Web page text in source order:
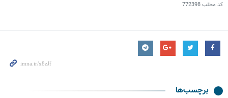
کد مطلب772398
برچسب‌ها